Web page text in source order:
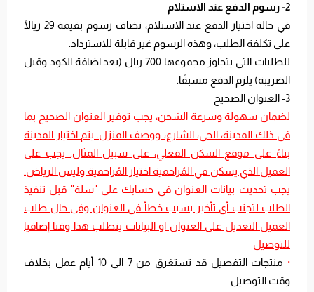
2- رسوم الدفع عند الاستلام
في حالة اختيار الدفع عند الاستلام، تضاف رسوم بقيمة 29 ريالًا
على تكلفة الطلب، وهذه الرسوم غير قابلة للاسترداد.
للطلبات التي يتجاوز مجموعها 700 ريال (بعد اضافة الكود وقبل
الضريبة) يلزم الدفع مسبقًا.
3- العنوان الصحيح
لضمان سهولة وسرعة الشحن، يجب توفير العنوان الصحيح بما
في ذلك المدينة، الحي، الشارع، ووصف المنزل. يتم اختيار المدينة
بناءً على موقع السكن الفعلي، على سبيل المثال: يجب على
العميل الذي يسكن في المُزاحمية اختيار المُزاحمية وليس الرياض.
يجب تحديث بيانات العنوان في حسابك على "سلة" قبل تنفيذ
الطلب لتجنب أي تأخير بسبب خطأ في العنوان وفى حال طلب
العميل التعديل على العنوان او البيانات يتطلب هذا وقتا إضافيا
للتوصيل
·
منتجات التفصيل قد تستغرق من 7 الى 10 أيام عمل بخلاف
وقت التوصيل